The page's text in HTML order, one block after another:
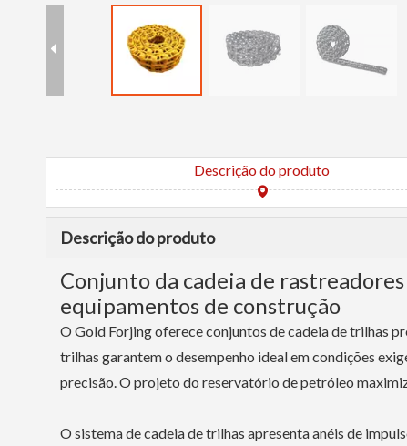
Descrição do produto
Descrição do produto
Conjunto da cadeia de
equipamentos de construção
O Gold Forjing oferece conjuntos de cadeia de trilhas
trilhas garantem o desempenho ideal em condições
precisão. O projeto do reservatório de petróleo
O sistema de cadeia de trilhas apresenta anéis de